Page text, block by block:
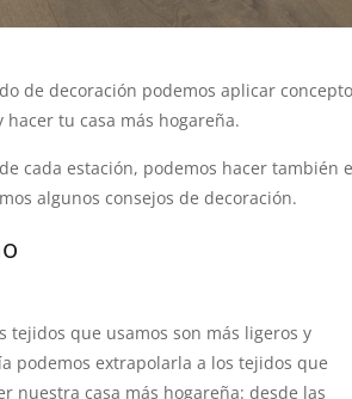
de decoración podemos aplicar
hacer tu casa más hogareña.
cada estación, podemos hacer
algunos consejos de decoración.
tejidos que usamos son más ligeros y
podemos extrapolarla a los tejidos que
nuestra casa más hogareña: desde las